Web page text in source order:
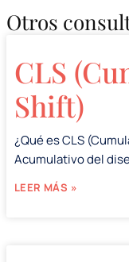
Otros
CLS
Shift)
¿Qué es CLS
Acumulativo del
LEER MÁS »